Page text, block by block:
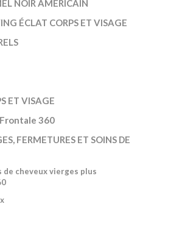
NOIR AMERICAIN
ÉCLAT CORPS ET VISAGE
ET VISAGE
360
FERMETURES ET SOINS DE
de cheveux vierges plus